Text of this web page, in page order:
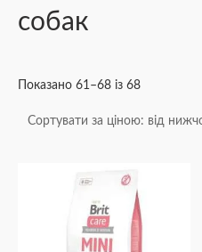
собак
Показано 61–68 із 68